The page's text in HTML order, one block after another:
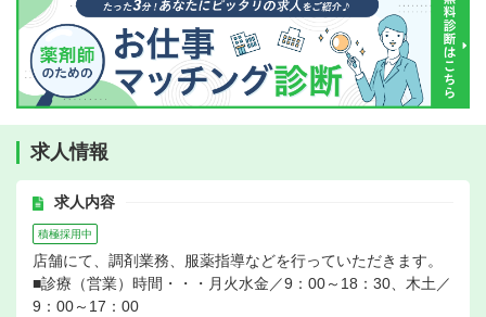
求人情報
求人内容
積極採用中
店舗にて、調剤業務、服薬指導などを行っていただきます。
■診療（営業）時間・・・月火水金／9：00～18：30、木土／
9：00～17：00